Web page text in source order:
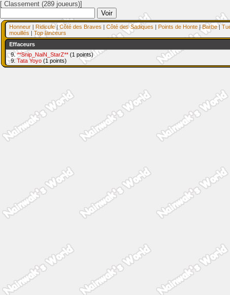
[ Classement (289 joueurs)]
Honneur | Ridicule|Côté des Braves | Côté des Sadiques | Points de Honte |Barbe|
mouillés | Top lanceurs
Effaceurs
9.**Snip_NaiN_StarZ** (1 points)
9.Tata Yoyo (1 points)